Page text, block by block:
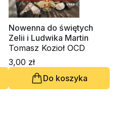
Nowenna do świętych
Zelii i Ludwika Martin
Tomasz Kozioł OCD
3,00 zł
Do koszyka